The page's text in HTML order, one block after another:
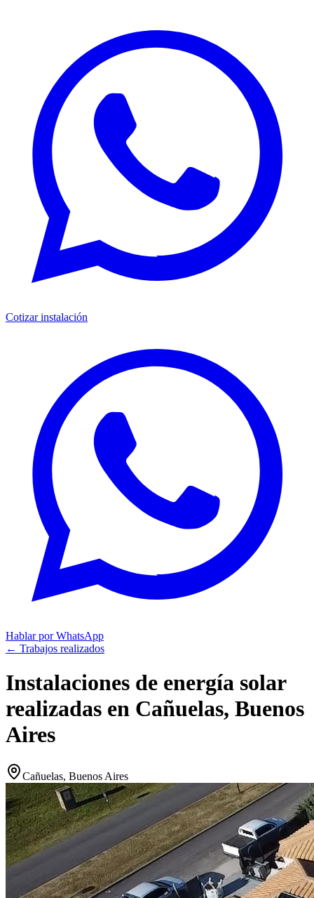
Cotizar instalación
Hablar por WhatsApp
← Trabajos realizados
Instalaciones de energía solar
realizadas en Cañuelas, Buenos
Aires
Cañuelas, Buenos Aires